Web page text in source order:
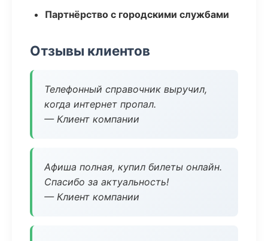
Партнёрство с городскими службами
Отзывы клиентов
Телефонный справочник выручил,
когда интернет пропал.
— Клиент компании
Афиша полная, купил билеты онлайн.
Спасибо за актуальность!
— Клиент компании